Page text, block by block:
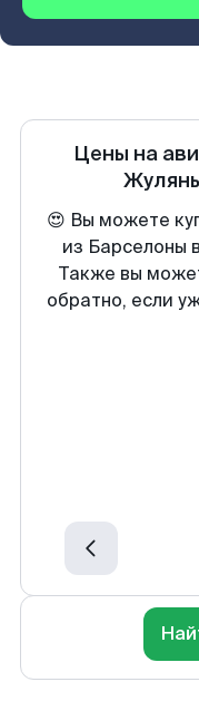
Цены на
😍 Вы можете
из Барселоны
Также вы
обратно, если